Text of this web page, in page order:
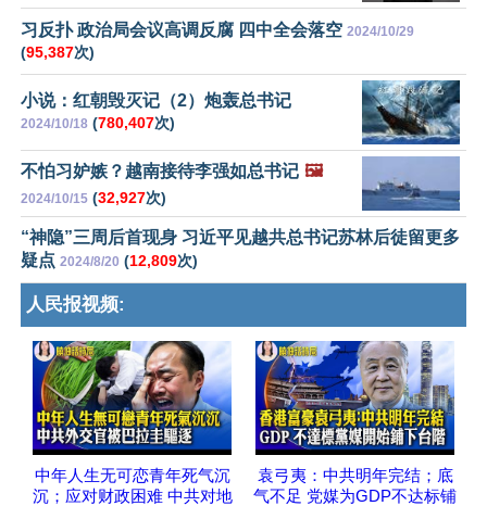
习反扑 政治局会议高调反腐 四中全会落空 2024/10/29
(95,387次)
小说：红朝毁灭记（2）炮轰总书记
2024/10/18 (780,407次)
不怕习妒嫉？越南接待李强如总书记 🖼️
2024/10/15 (32,927次)
“神隐”三周后首现身 习近平见越共总书记苏林后徒留更多
疑点 2024/8/20 (12,809次)
人民报视频:
中年人生无可恋青年死气沉
沉；应对财政困难 中共对地
袁弓夷：中共明年完结；底
气不足 党媒为GDP不达标铺